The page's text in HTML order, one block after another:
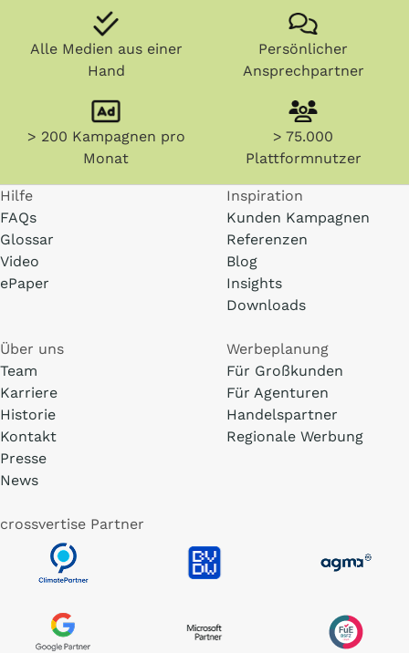
Alle Medien aus einer
Hand
Persönlicher
Ansprechpartner
> 200 Kampagnen pro
Monat
> 75.000
Plattformnutzer
Hilfe
FAQs
Glossar
Video
ePaper
Inspiration
Kunden Kampagnen
Referenzen
Blog
Insights
Downloads
Über uns
Team
Karriere
Historie
Kontakt
Presse
News
Werbeplanung
Für Großkunden
Für Agenturen
Handelspartner
Regionale Werbung
crossvertise Partner